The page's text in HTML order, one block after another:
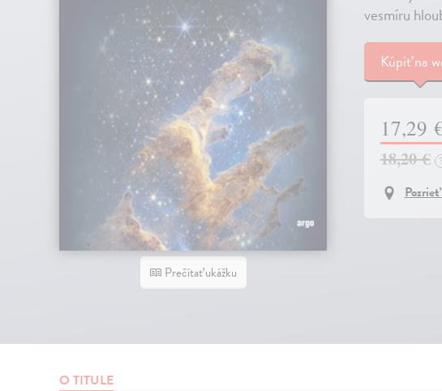
Prečítať ukážku
vesmíru
Kúpiťna
17,29
18,20 € ?
O TITULE